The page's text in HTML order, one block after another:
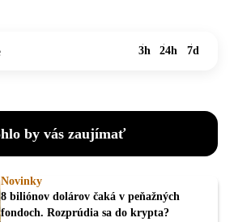
3h 24h 7d
by vás zaujímať
Novinky
8 biliónov dolárov čaká v peňažných
fondoch. Rozprúdia sa do krypta?